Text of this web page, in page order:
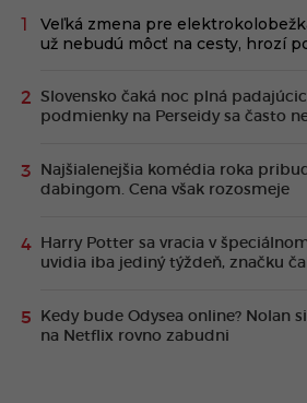
Veľká zmena pre
už nebudú môcť na cesty, hrozí
Slovensko čaká noc plná
podmienky na Perseidy sa často
Najšialenejšia komédia roka
dabingom. Cena však rozosmeje
Harry Potter sa vracia v
uvidia iba jediný týždeň, značku
Kedy bude Odysea online? Nolan
na Netflix rovno zabudni